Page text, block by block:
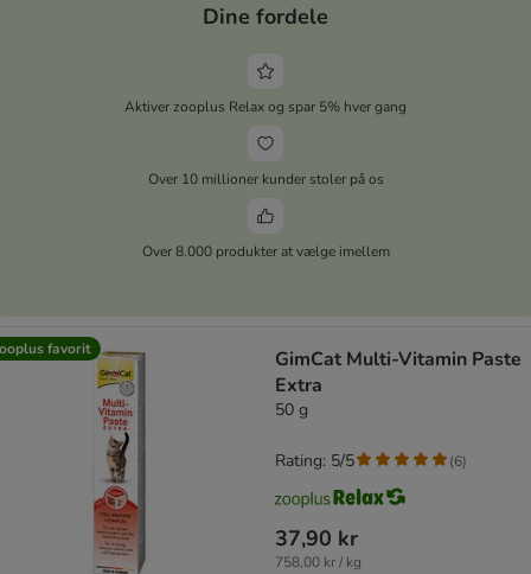
Dine fordele
Aktiver zooplus Relax og spar 5% hver gang
Over 10 millioner kunder stoler på os
Over 8.000 produkter at vælge imellem
favorit
GimCat Multi-Vitamin Paste
Extra
50 g
37,90 kr
758,00 kr / kg
Rating: 5/5 (6)